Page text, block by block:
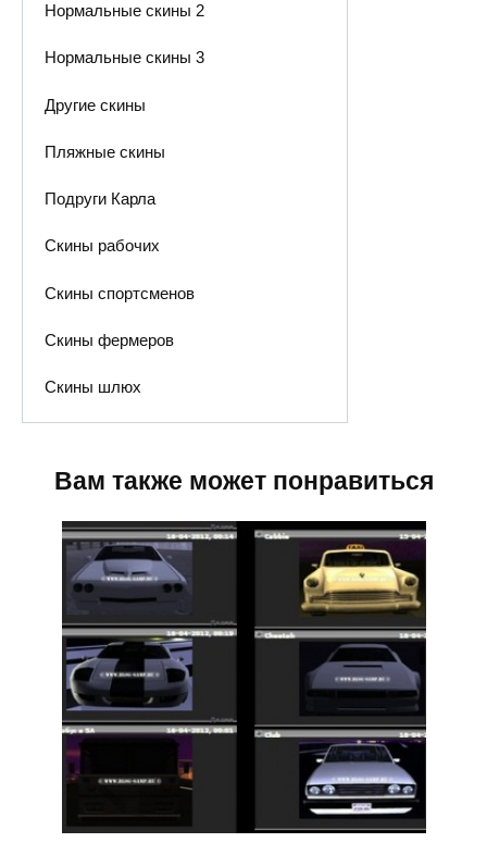
Нормальные скины 2
Нормальные скины 3
Другие скины
Пляжные скины
Подруги Карла
Скины рабочих
Скины спортсменов
Скины фермеров
Скины шлюх
Вам также может понравиться